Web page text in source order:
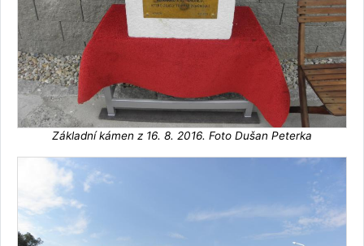
Základní kámen z 16. 8. 2016. Foto Dušan Peterka